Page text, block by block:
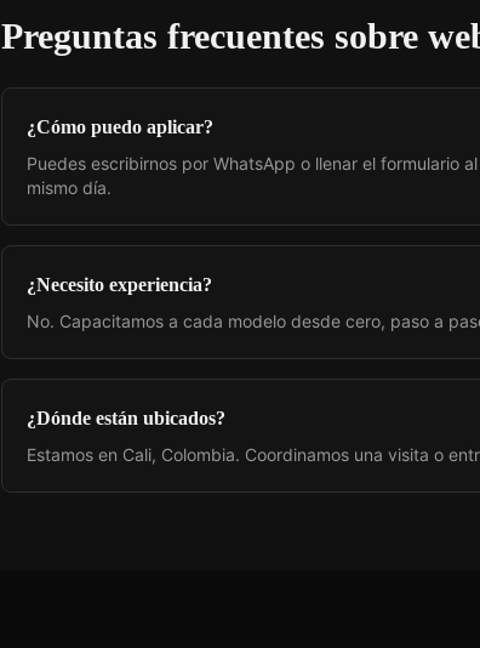
Preguntas frecuentes sobre
¿Cómo puedo aplicar?
Puedes escribirnos por WhatsApp o llenar el formulario
mismo día.
¿Necesito experiencia?
No. Capacitamos a cada modelo desde cero, paso a
¿Dónde están ubicados?
Estamos en Cali, Colombia. Coordinamos una visita o